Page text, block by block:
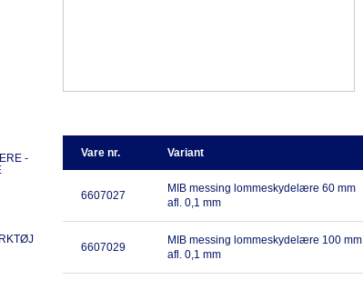
-
Vare nr. Variant
6607027
MIB messing lommeskydelære 60 mm
afl. 0,1 mm
6607029
MIB messing lommeskydelære 100 mm
afl. 0,1 mm